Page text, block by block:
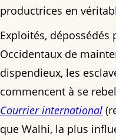
productrices en
Exploités,
Occidentaux de
dispendieux, les
commencent à se
Courrier international
que Walhi, la plus